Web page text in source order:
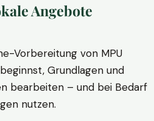
Angebote
Vorbereitung von MPU
Grundlagen und
bearbeiten – und bei Bedarf
nutzen.